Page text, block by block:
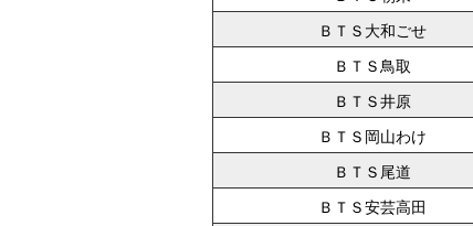
ＢＴＳ大和ごせ
ＢＴＳ鳥取
ＢＴＳ井原
ＢＴＳ岡山わけ
ＢＴＳ尾道
ＢＴＳ安芸高田